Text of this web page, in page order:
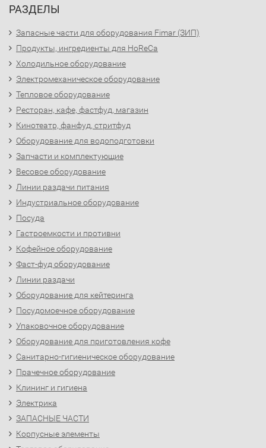
РАЗДЕЛЫ
Запасные части для оборудования Fimar (ЗИП)
Продукты, ингредиенты для HoReCa
Холодильное оборудование
Электромеханическое оборудование
Тепловое оборудование
Ресторан, кафе, фастфуд, магазин
Кинотеатр, фанфуд, стритфуд
Оборудование для водоподготовки
Запчасти и комплектующие
Весовое оборудование
Линии раздачи питания
Индустриальное оборудование
Посуда
Гастроемкости и противни
Кофейное оборудование
Фаст-фуд оборудование
Линии раздачи
Оборудование для кейтеринга
Посудомоечное оборудование
Упаковочное оборудование
Оборудование для приготовления кофе
Санитарно-гигиеническое оборудование
Прачечное оборудование
Клининг и гигиена
Электрика
ЗАПАСНЫЕ ЧАСТИ
Корпусные элементы